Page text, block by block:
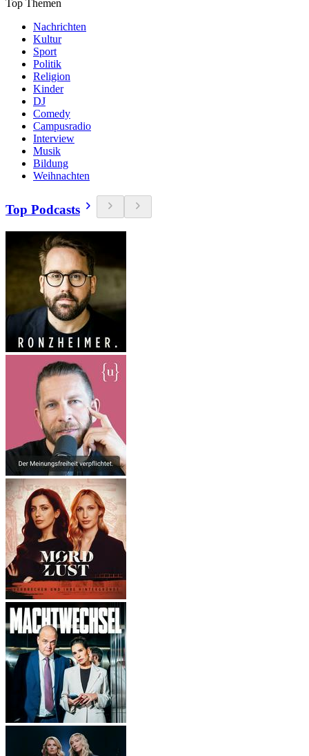
Top Themen
Nachrichten
Kultur
Sport
Politik
Religion
Kinder
DJ
Comedy
Campusradio
Interview
Musik
Bildung
Weihnachten
Top Podcasts